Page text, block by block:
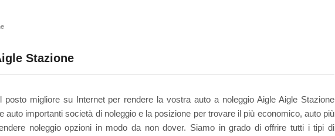
Stazione
posto migliore su Internet per rendere la vostra auto a noleggio Aigle Aigle Stazione
auto importanti società di noleggio e la posizione per trovare il più economico, auto più
noleggio opzioni in modo da non dover. Siamo in grado di offrire tutti i tipi di